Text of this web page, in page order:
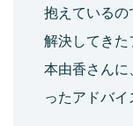
抱えているの
解決してきた
本由香さんに
ったアドバイ